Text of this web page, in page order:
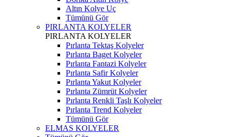
Altın Kolye Uç
Tümünü Gör
PIRLANTA KOLYELER
PIRLANTA KOLYELER
Pırlanta Tektaş Kolyeler
Pırlanta Baget Kolyeler
Pırlanta Fantazi Kolyeler
Pırlanta Safir Kolyeler
Pırlanta Yakut Kolyeler
Pırlanta Zümrüt Kolyeler
Pırlanta Renkli Taşlı Kolyeler
Pırlanta Trend Kolyeler
Tümünü Gör
ELMAS KOLYELER